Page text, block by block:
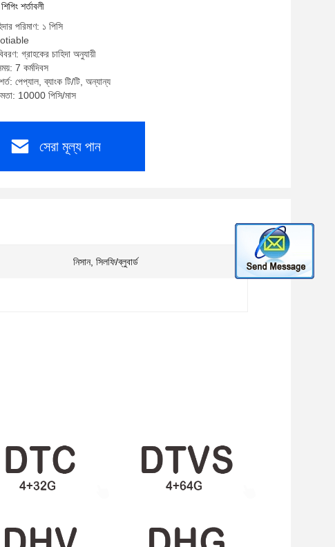
শর্তাবলী
পরিমাণ: ১ পিসি
গ্রাহকের চাহিদা অনুযায়ী
7 কর্মদিবস
পেপ্যাল, ব্যাংক টি/টি, অন্যান্য
10000 পিসি/মাস
সেরা মূল্য পান
নিসান, সিলফি/ব্লুবার্ড